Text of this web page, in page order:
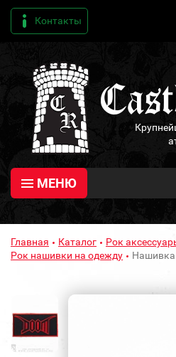
Контакты
МЕНЮ
Главная Каталог
Рок
Рок нашивки на одежду
Нашивка